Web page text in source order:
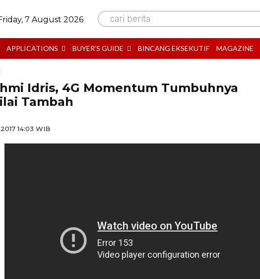
7 August 2026 cari berita
APPLICATIONS BUYER’S GUIDE BINCANG EKSEKUTIF MAGAZINE
Idris, 4G Momentum Tumbuhnya
Tambah
14:03 WIB